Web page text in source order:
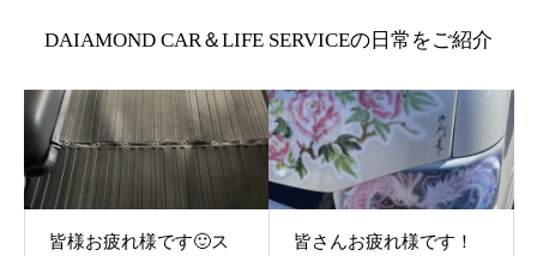
DAIAMOND CAR＆LIFE SERVICEの日常をご紹介
皆様お疲れ様です🙂ス
皆さんお疲れ様です！